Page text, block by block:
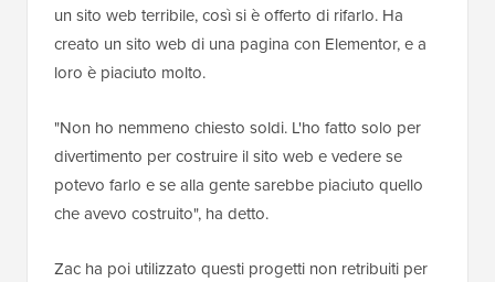
un sito web terribile, così si è offerto di rifarlo. Ha
creato un sito web di una pagina con Elementor, e a
loro è piaciuto molto.
"Non ho nemmeno chiesto soldi. L'ho fatto solo per
divertimento per costruire il sito web e vedere se
potevo farlo e se alla gente sarebbe piaciuto quello
che avevo costruito", ha detto.
Zac ha poi utilizzato questi progetti non retribuiti per